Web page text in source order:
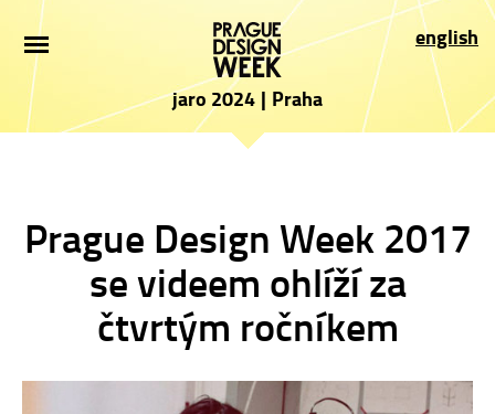
english
jaro 2024 | Praha
Prague Design Week 2017
se videem ohlíží za
čtvrtým ročníkem
ÚVOD
NOVINKY
PRO NÁVŠTĚVNÍKY
PROGRAM
PARTNEŘI